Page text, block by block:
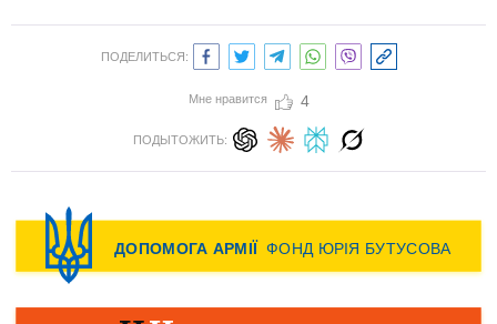
ПОДЕЛИТЬСЯ:
Мне нравится 4
ПОДЫТОЖИТЬ: